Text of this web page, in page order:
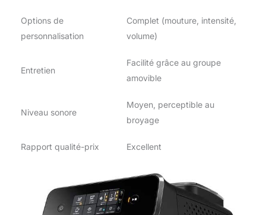
Options de
personnalisation
Complet (mouture, intensité,
volume)
Entretien
Facilité grâce au groupe
amovible
Niveau sonore
Moyen, perceptible au
broyage
Rapport qualité-prix Excellent